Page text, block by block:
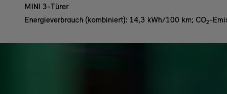
MINI 3-Türer
Energieverbrauch (kombiniert): 14,3 kWh/100 km; CO2-